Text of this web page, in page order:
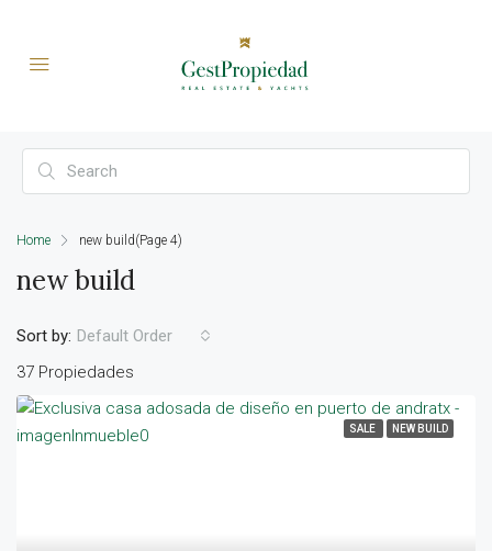
Home new build(Page 4)
new build
37 Propiedades
Sort by: Default Order
SALE NEW BUILD